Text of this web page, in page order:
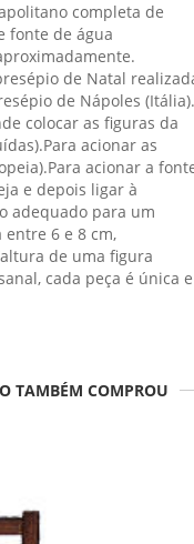
completa de
fonte de água
de Natal
de Nápoles (Itália).
colocar as figuras da
acionar as
acionar a
e depois ligar à
adequado para um
6 e 8 cm,
de uma figura
cada peça é única e
TAMBÉM COMPROU